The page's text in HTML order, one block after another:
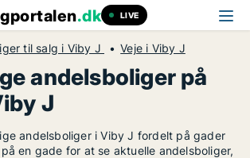
.dk LIVE
til salg i Viby J Veje i Viby J
andelsboliger på
J
andelsboliger i Viby J fordelt på gader
en gade for at se aktuelle andelsboliger,